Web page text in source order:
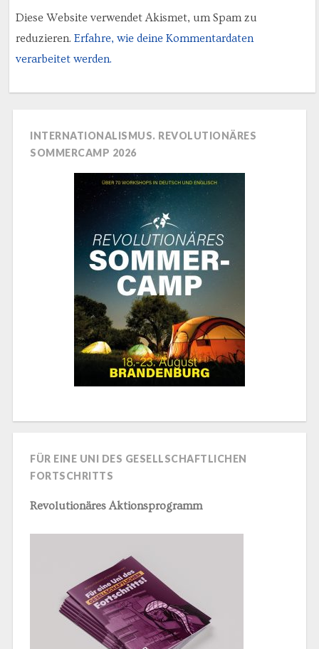
Diese Website verwendet Akismet, um Spam zu
reduzieren. Erfahre, wie deine Kommentardaten
verarbeitet werden.
INTERNATIONALISMUS. REVOLUTIONÄRES
SOMMERCAMP 2026
FÜR EINE UNI DES GESELLSCHAFTLICHEN
FORTSCHRITTS
Revolutionäres Aktionsprogramm